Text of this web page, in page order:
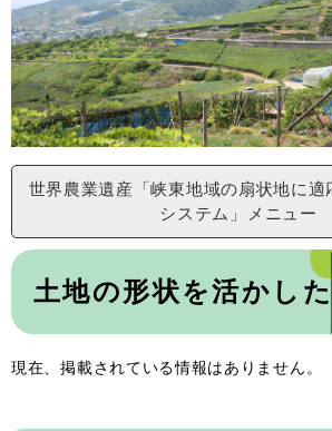
世界農業遺産「峡東地域の扇状地に適
システム」メニュー
本
土地の形状を活かし
現在、掲載されている情報はありません。